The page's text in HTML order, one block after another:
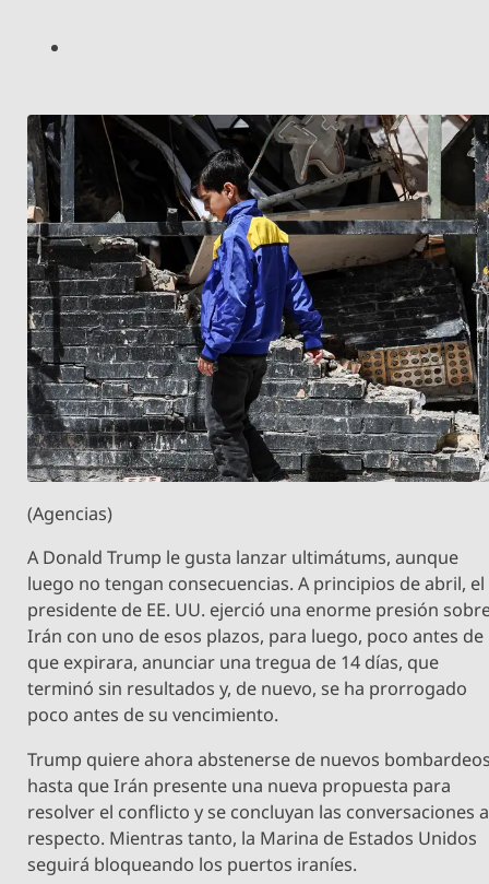
(Agencias)
A Donald Trump le gusta lanzar ultimátums, aunque
luego no tengan consecuencias. A principios de abril, el
presidente de EE. UU. ejerció una enorme presión
Irán con uno de esos plazos, para luego, poco antes de
que expirara, anunciar una tregua de 14 días, que
terminó sin resultados y, de nuevo, se ha prorrogado
poco antes de su vencimiento.
Trump quiere ahora abstenerse de nuevos
hasta que Irán presente una nueva propuesta para
resolver el conflicto y se concluyan las conversaciones
respecto. Mientras tanto, la Marina de Estados Unidos
seguirá bloqueando los puertos iraníes.